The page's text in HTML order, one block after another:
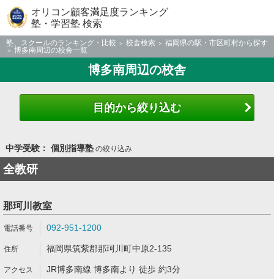
オリコン顧客満足度ランキング
塾・学習塾 検索
塾、スクールのランキング・比較 校舎検索
福岡県の駅・市区町村から探す
博多南周辺の校舎一覧
博多南周辺の校舎
目的から絞り込む
中学受験： 個別指導塾の絞り込み
全教研
那珂川教室
092-951-1200
福岡県筑紫郡那珂川町中原2-135
JR博多南線 博多南より 徒歩 約3分